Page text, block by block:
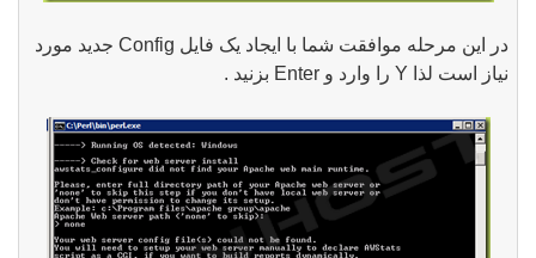
در این مرحله موافقت شما با ایجاد یک فایل Config جدید مورد
نیاز است لذا Y را وارد و Enter بزنید .